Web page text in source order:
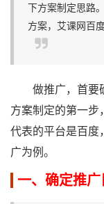
下方案制定思路
方案，艾课网百
做推广，首要
方案制定的第一步
代表的平台是百度
广为例。
一、确定推